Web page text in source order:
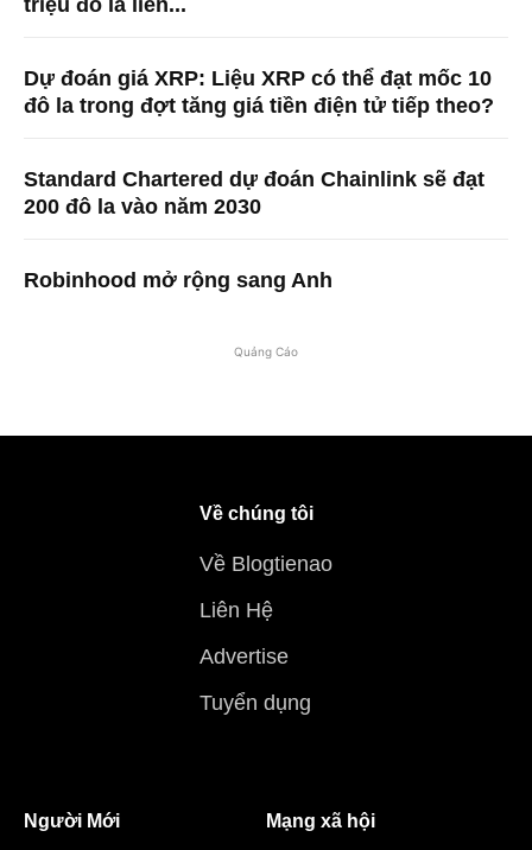
triệu đô la liên...
Dự đoán giá XRP: Liệu XRP có thể đạt mốc 10
đô la trong đợt tăng giá tiền điện tử tiếp theo?
Standard Chartered dự đoán Chainlink sẽ đạt
200 đô la vào năm 2030
Robinhood mở rộng sang Anh
Quảng Cáo
Về chúng tôi
Về Blogtienao
Liên Hệ
Advertise
Tuyển dụng
Người Mới Mạng xã hội